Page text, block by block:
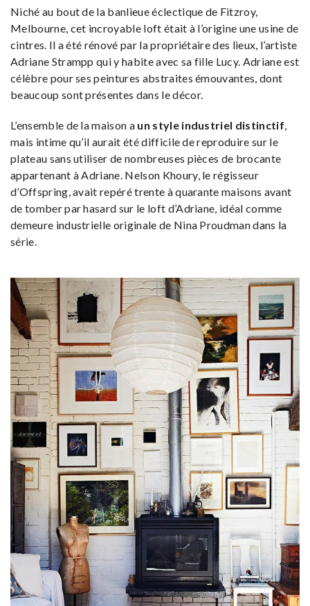
Niché au bout de la banlieue éclectique de Fitzroy,
Melbourne, cet incroyable loft était à l’origine une usine de
cintres. Il a été rénové par la propriétaire des lieux, l’artiste
Adriane Strampp qui y habite avec sa fille Lucy. Adriane est
célèbre pour ses peintures abstraites émouvantes, dont
beaucoup sont présentes dans le décor.
L’ensemble de la maison a un style industriel distinctif
mais intime qu’il aurait été difficile de reproduire sur le
plateau sans utiliser de nombreuses pièces de brocante
appartenant à Adriane. Nelson Khoury, le régisseur
d’Offspring, avait repéré trente à quarante maisons avant
de tomber par hasard sur le loft d’Adriane, idéal comme
demeure industrielle originale de Nina Proudman dans la
série.